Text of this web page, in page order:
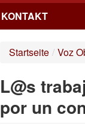
KONTAKT
Startseite / Voz
L@s
por un